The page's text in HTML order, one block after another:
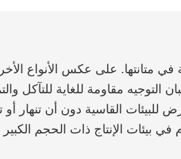
في متانتها. على عكس الأنواع
التوجيه مقاومة للغاية للتآكل
للبيئات القاسية دون أن تنهار أو
في بيئات الإنتاج ذات الحجم